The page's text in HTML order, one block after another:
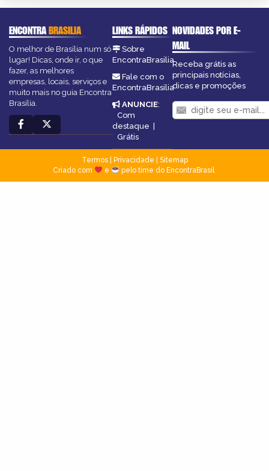
ENCONTRABRASILIA
O melhor de Brasília num só
lugar! Dicas, onde ir, o que
fazer, as melhores
empresas, locais, serviços e
muito mais no guia Encontra
Brasília.
LINKS RÁPIDOS
Sobre
EncontraBrasilia
Fale com o
EncontraBrasilia
ANUNCIE:
Com
destaque |
Grátis
NOVIDADES POR E-
MAIL
Receba grátis as
principais notícias,
dicas e promoções
Termos| Privacidade
Sitemap
Criado com
e pelo time do EncontraBrasil